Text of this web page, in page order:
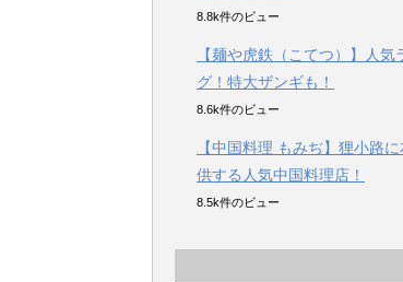
8.8k件のビュー
【麺や虎鉄（こてつ）】人
グ！特大ザンギも！
8.6k件のビュー
【中国料理 もみぢ】狸小路
供する人気中国料理店！
8.5k件のビュー